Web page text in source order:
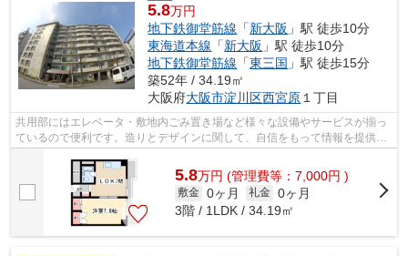
5.8万円
地下鉄御堂筋線 「新大阪 」駅 徒歩10分
東海道本線 「新大阪 」駅 徒歩10分
地下鉄御堂筋線 「東三国 」駅 徒歩15分
築52年 / 34.19㎡
大阪府大阪市淀川区西宮原１丁目
共用部にはエレベータ・敷地内ごみ置き場など様々な設備やサービスが揃っ
ているので便利です。造りとデザインに関して、自信をもって情報を提供で
5.8万円 (管理費等：7,000円 )
敷金 0ヶ月 礼金 0ヶ月
3階 / 1LDK / 34.19㎡